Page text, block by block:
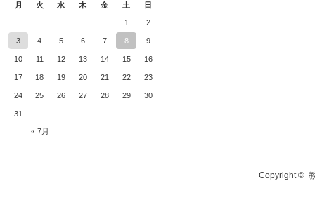
月 火 水 木 金 土 日
« 7月
1 2
3 4 5 6 7 8 9
10 11 12 13 14 15 16
17 18 19 20 21 22 23
24 25 26 27 28 29 30
31
Copyright ©